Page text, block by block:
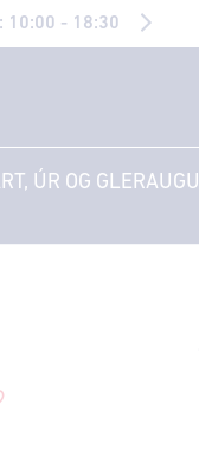
10:00 - 18:30
ÚR OG GLERAUGU